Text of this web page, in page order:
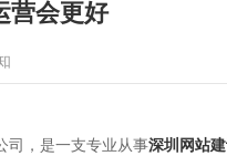
营会更好
司，是一支专业从事深圳网站